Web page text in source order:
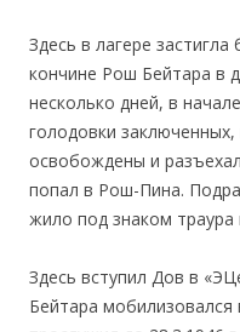
Здесь в лагере
кончине Рош Бейтара в
несколько дней, в
голодовки
освобождены и
попал в Рош-Пина.
жило под знаком
Здесь вступил Дов в
Бейтара мобилизовался